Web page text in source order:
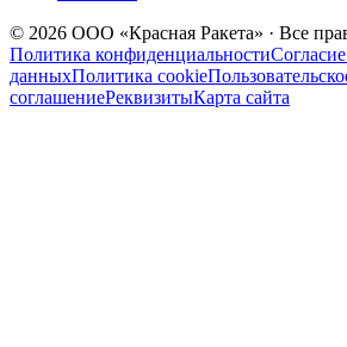
© 2026 ООО «Красная Ракета» · Все
Политика конфиденциальности
данныхПолитика cookie
соглашениеРеквизитыКарта сайта